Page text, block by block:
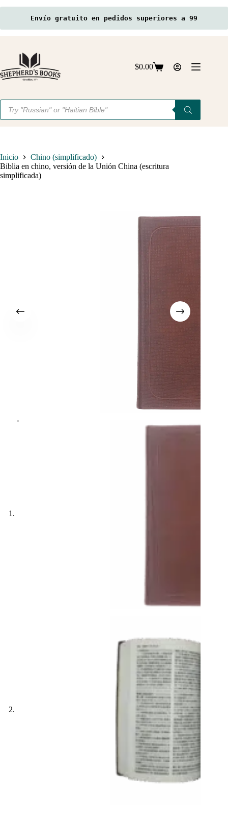
Envío gratuito en pedidos superiores a 99
contenido
Carro
$0.00
Búsqueda
productos
Inicio
Chino (simplificado)
Biblia en chino, versión de la Unión China (escritura
simplificada)